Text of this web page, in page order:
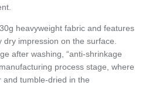
heavyweight fabric and features
dry impression on the surface.
after washing, “anti-shrinkage
process stage, where
and tumble-dried in the